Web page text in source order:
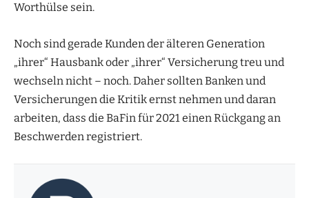
Worthülse sein.
Noch sind gerade Kunden der älteren Generation
„ihrer“ Hausbank oder „ihrer“ Versicherung treu und
wechseln nicht – noch. Daher sollten Banken und
Versicherungen die Kritik ernst nehmen und daran
arbeiten, dass die BaFin für 2021 einen Rückgang an
Beschwerden registriert.